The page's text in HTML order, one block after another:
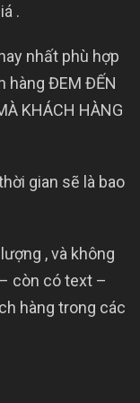
.
nhất phù hợp
hàng ĐEM ĐẾN
KHÁCH HÀNG
gian sẽ là bao
, và không
còn có text –
hàng trong các